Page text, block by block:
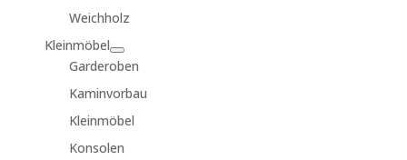
Weichholz
Kleinmöbel
Garderoben
Kaminvorbau
Kleinmöbel
Konsolen